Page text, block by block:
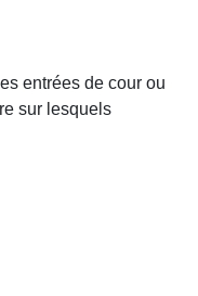
entrées de cour ou
sur lesquels